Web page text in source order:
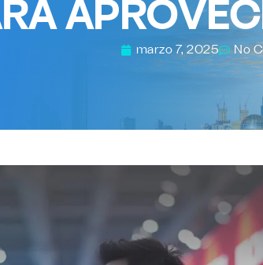
marzo 7, 2025 No